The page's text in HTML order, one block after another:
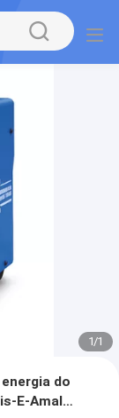
1/1
do
E-Amal